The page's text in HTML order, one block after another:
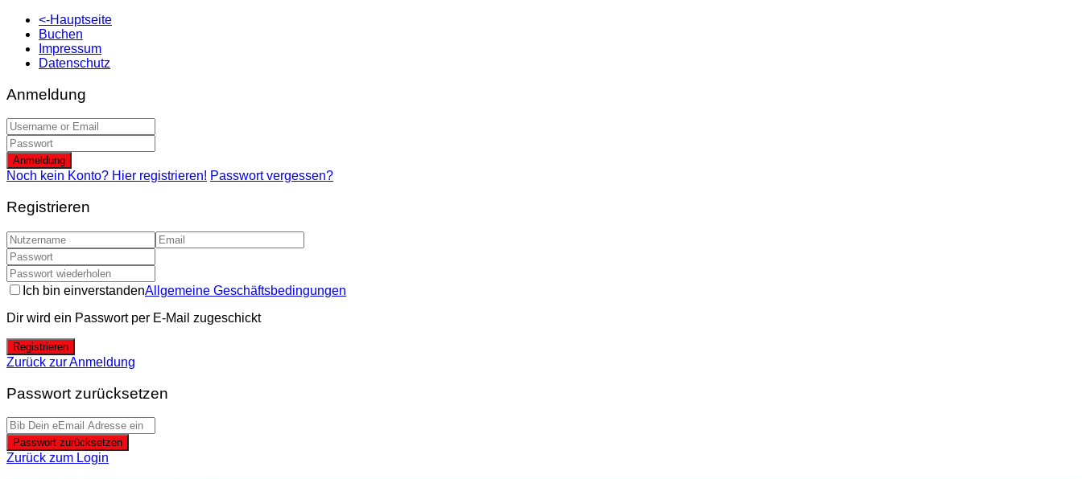
<-Hauptseite
Buchen
Impressum
Datenschutz
Anmeldung
Anmeldung
Noch kein Konto? Hier registrieren! Passwort vergessen?
Registrieren
Ich bin einverstandenAllgemeine Geschäftsbedingungen
Dir wird ein Passwort per E-Mail zugeschickt
Registrieren
Zurück zur Anmeldung
Passwort zurücksetzen
Passwort zurücksetzen
Zurück zum Login